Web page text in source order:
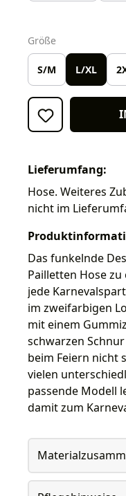
Größe
S/M L/XL
Lieferumfang:
Hose. Weiteres
nicht im
Das funkelnde
Pailletten Hose
jede
im zweifarbigen
mit einem
schwarzen
beim Feiern nicht
vielen
passende Modell
damit zum